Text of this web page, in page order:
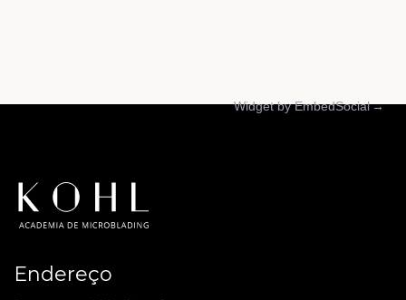
Widget by EmbedSocial→
Endereço